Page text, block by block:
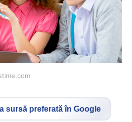
sursă preferată în Google